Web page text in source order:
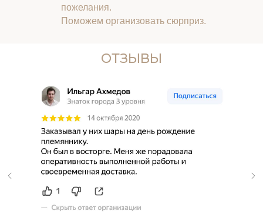
пожелания.
Поможем организовать сюрприз.
ОТЗЫВЫ